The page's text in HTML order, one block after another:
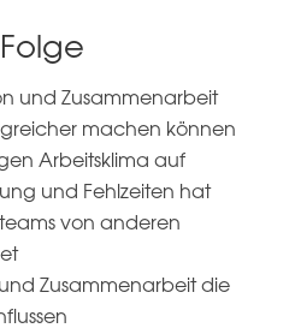
und Zusammenarbeit
machen können
Arbeitsklima auf
und Fehlzeiten hat
von anderen
Zusammenarbeit die